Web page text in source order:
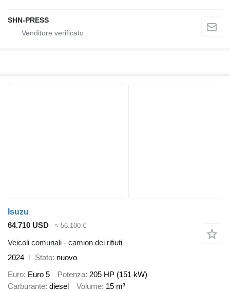
SHN-PRESS
Isuzu
64.710 USD
≈ 56.100 €
Veicoli comunali - camion dei rifiuti
2024
Stato nuovo
Euro Euro 5 Potenza 205 HP (151 kW)
Carburante diesel Volume 15 m³